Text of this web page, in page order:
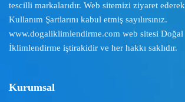
tescilli markalarıdır. Web sitemizi ziyaret ederek
Kullanım Şartlarını kabul etmiş sayılırsınız.
www.dogaliklimlendirme.com web sitesi Doğal
İklimlendirme iştirakidir ve her hakkı saklıdır.
Kurumsal